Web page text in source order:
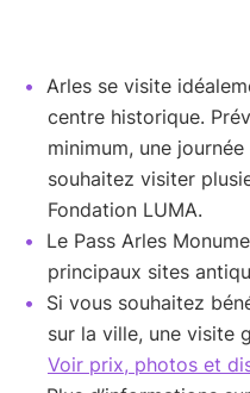
Arles se visite
centre historique.
minimum, une
souhaitez visiter
Fondation LUMA.
Le Pass Arles
principaux sites
Si vous souhaitez
sur la ville, une visite
Voir prix, photos et